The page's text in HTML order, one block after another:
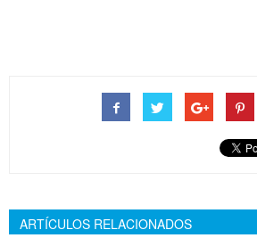
ARTÍCULOS RELACIONADOS